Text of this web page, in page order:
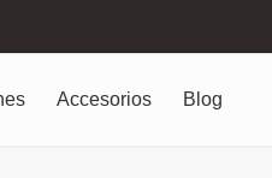
Accesorios Blog